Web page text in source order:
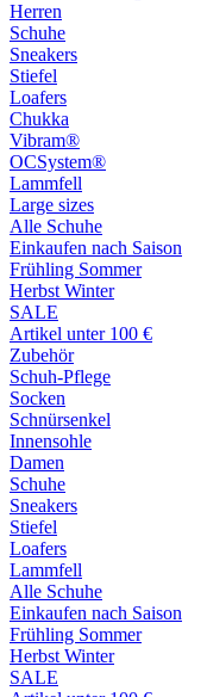
Herren
Schuhe
Sneakers
Stiefel
Loafers
Chukka
Vibram®
OCSystem®
Lammfell
Large sizes
Alle Schuhe
Einkaufen nach Saison
Frühling Sommer
Herbst Winter
SALE
Artikel unter 100 €
Zubehör
Schuh-Pflege
Socken
Schnürsenkel
Innensohle
Damen
Schuhe
Sneakers
Stiefel
Loafers
Lammfell
Alle Schuhe
Einkaufen nach Saison
Frühling Sommer
Herbst Winter
SALE